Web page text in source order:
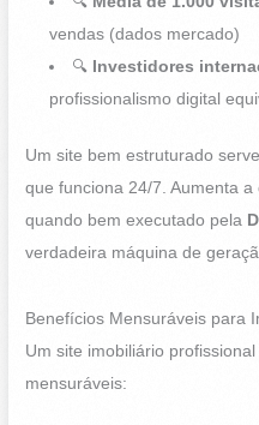
vendas (dados mercado)
🔍
Investidores
profissionalismo digital
Um site bem estruturado
que funciona 24/7. Aumenta
quando bem executado pela
verdadeira máquina de
Benefícios Mensuráveis para
Um site imobiliário
mensuráveis: